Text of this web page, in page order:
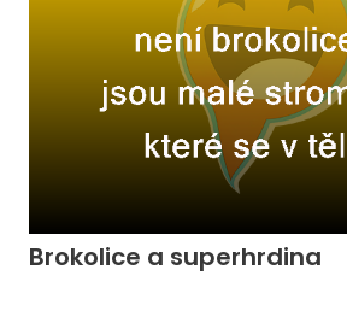
Brokolice a superhrdina